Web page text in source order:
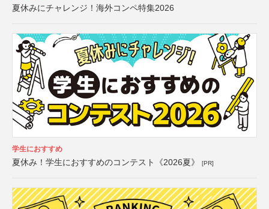
夏休みにチャレンジ！海外コンペ特集2026
学生におすすめ
夏休み！学生におすすめのコンテスト《2026夏》 [PR]